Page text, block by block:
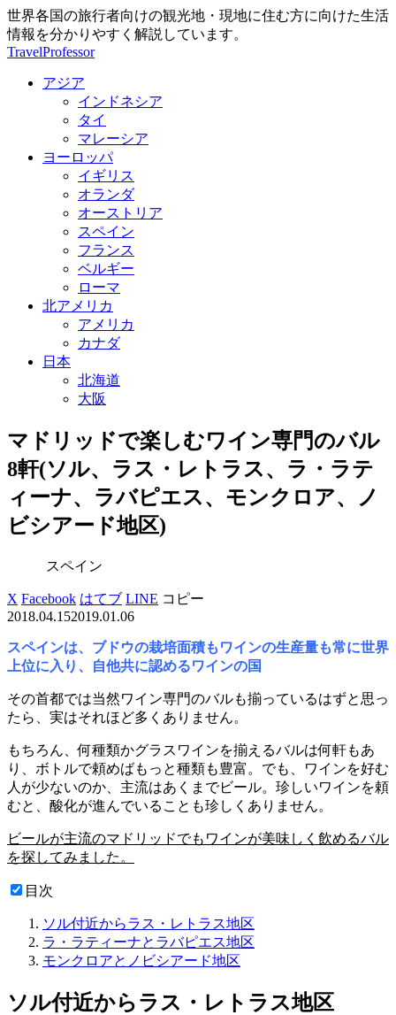
世界各国の旅行者向けの観光地・現地に住む方に向けた生活
情報を分かりやすく解説しています。
TravelProfessor
アジア
インドネシア
タイ
マレーシア
ヨーロッパ
イギリス
オランダ
オーストリア
スペイン
フランス
ベルギー
ローマ
北アメリカ
アメリカ
カナダ
日本
北海道
大阪
マドリッドで楽しむワイン専門のバル
8軒(ソル、ラス・レトラス、ラ・ラテ
ィーナ、ラバピエス、モンクロア、ノ
ビシアード地区)
スペイン
X Facebook はてブ LINE コピー
2018.04.152019.01.06
スペインは、ブドウの栽培面積もワインの生産量も常に世界
上位に入り、自他共に認めるワインの国
その首都では当然ワイン専門のバルも揃っているはずと思っ
たら、実はそれほど多くありません。
もちろん、何種類かグラスワインを揃えるバルは何軒もあ
り、ボトルで頼めばもっと種類も豊富。でも、ワインを好む
人が少ないのか、主流はあくまでビール。珍しいワインを頼
むと、酸化が進んでいることも珍しくありません。
ビールが主流のマドリッドでもワインが美味しく飲めるバル
を探してみました。
目次
ソル付近からラス・レトラス地区
ラ・ラティーナとラバピエス地区
モンクロアとノビシアード地区
ソル付近からラス・レトラス地区